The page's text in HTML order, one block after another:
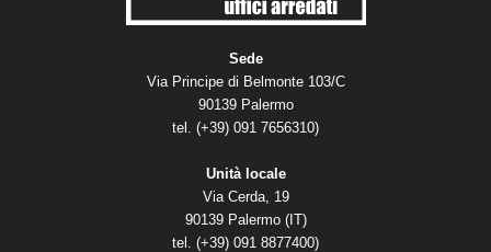
Sede
Via Principe di Belmonte 103/C
90139 Palermo
tel. (+39) 091 7656310)
Unità locale
Via Cerda, 19
90139 Palermo (IT)
tel. (+39) 091 8877400)